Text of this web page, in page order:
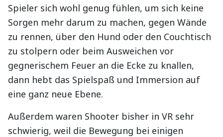
Spieler sich wohl genug fühlen, um sich keine
Sorgen mehr darum zu machen, gegen Wände
zu rennen, über den Hund oder den Couchtisch
zu stolpern oder beim Ausweichen vor
gegnerischem Feuer an die Ecke zu knallen,
dann hebt das Spielspaß und Immersion auf
eine ganz neue Ebene.
Außerdem waren Shooter bisher in VR sehr
schwierig, weil die Bewegung bei einigen